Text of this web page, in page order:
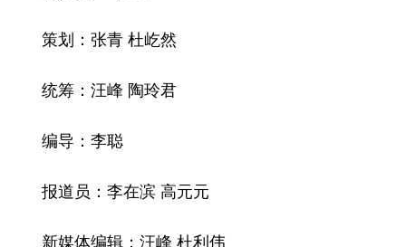
策划：张青 杜屹然
统筹：汪峰 陶玲君
编导：李聪
报道员：李在滨 高元元
新媒体编辑：汪峰 杜利伟